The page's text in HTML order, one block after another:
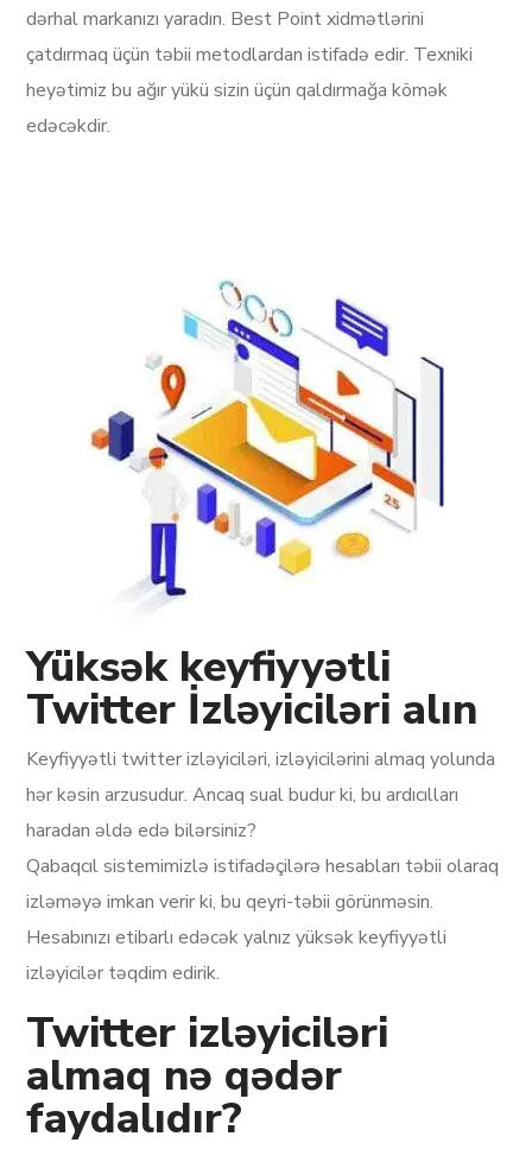
dərhal markanızı yaradın. Best Point xidmətlərini
çatdırmaq üçün təbii metodlardan istifadə edir. Texniki
heyətimiz bu ağır yükü sizin üçün qaldırmağa kömək
edəcəkdir.
Yüksək keyfiyyətli
Twitter İzləyiciləri alın
Keyfiyyətli twitter izləyiciləri, izləyicilərini almaq yolunda
hər kəsin arzusudur. Ancaq sual budur ki, bu ardıcılları
haradan əldə edə bilərsiniz?
Qabaqcıl sistemimizlə istifadəçilərə hesabları təbii olaraq
izləməyə imkan verir ki, bu qeyri-təbii görünməsin.
Hesabınızı etibarlı edəcək yalnız yüksək keyfiyyətli
izləyicilər təqdim edirik.
Twitter izləyiciləri
almaq nə qədər
faydalıdır?